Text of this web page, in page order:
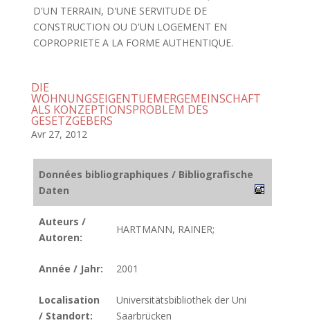
D'UN TERRAIN, D'UNE SERVITUDE DE
CONSTRUCTION OU D'UN LOGEMENT EN
COPROPRIETE A LA FORME AUTHENTIQUE.
DIE
WOHNUNGSEIGENTUEMERGEMEINSCHAFT
ALS KONZEPTIONSPROBLEM DES
GESETZGEBERS
Avr 27, 2012
Données bibliographiques / Bibliografische
Daten
Auteurs /
Autoren:
HARTMANN, RAINER;
Année / Jahr: 2001
Localisation
/ Standort:
Universitätsbibliothek der Uni
Saarbrücken